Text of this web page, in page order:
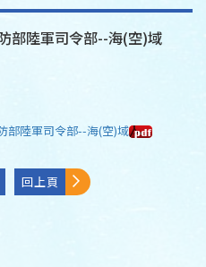
部陸軍司令部--海(空)域
部陸軍司令部--海(空)域
回上頁